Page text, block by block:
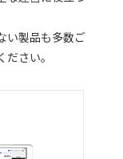
い製品も多数ご
さい。